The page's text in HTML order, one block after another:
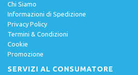
Chi Siamo
Informazioni di Spedizione
Privacy Policy
Termini & Condizioni
Cookie
Promozione
SERVIZI AL CONSUMATORE